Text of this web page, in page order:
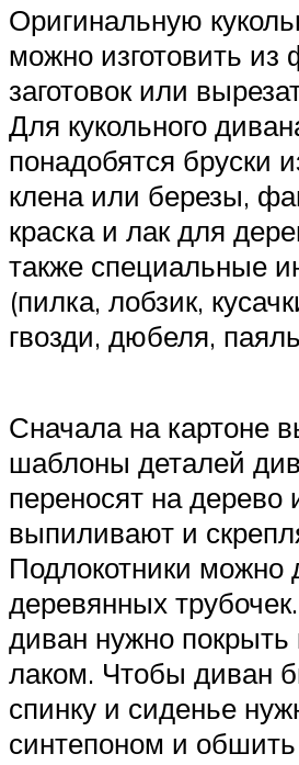
Оригинальную
можно изготовить из
заготовок или
Для кукольного
понадобятся бруски
клена или березы,
краска и лак для
также специальные
(пилка, лобзик,
гвозди, дюбеля,
Сначала на картоне
шаблоны деталей
переносят на дерево
выпиливают и
Подлокотники можно
деревянных
диван нужно покрыть
лаком. Чтобы диван
спинку и сиденье
синтепоном и